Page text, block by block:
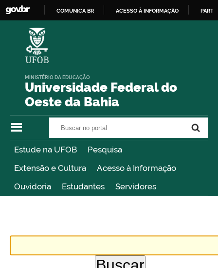
COMUNICA BR ACESSO À INFORMAÇÃO
Universidade Federal do
Oeste da Bahia
MINISTÉRIO DA EDUCAÇÃO
Estude na UFOB
Pesquisa
Extensão e Cultura
Acesso à Informação
Ouvidoria
Estudantes Servidores